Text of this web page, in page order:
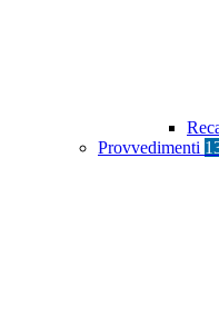
Provvedimenti